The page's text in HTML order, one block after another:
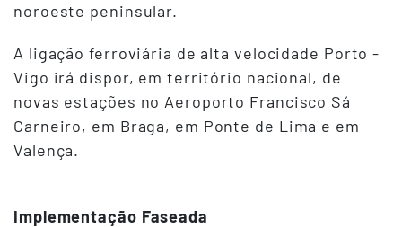
noroeste peninsular.
A ligação ferroviária de alta velocidade Porto -
Vigo irá dispor, em território nacional, de
novas estações no Aeroporto Francisco Sá
Carneiro, em Braga, em Ponte de Lima e em
Valença.
Implementação Faseada